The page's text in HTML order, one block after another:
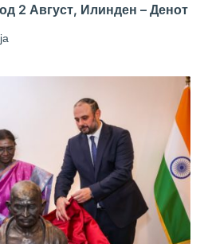
2 Август, Илинден – Денот